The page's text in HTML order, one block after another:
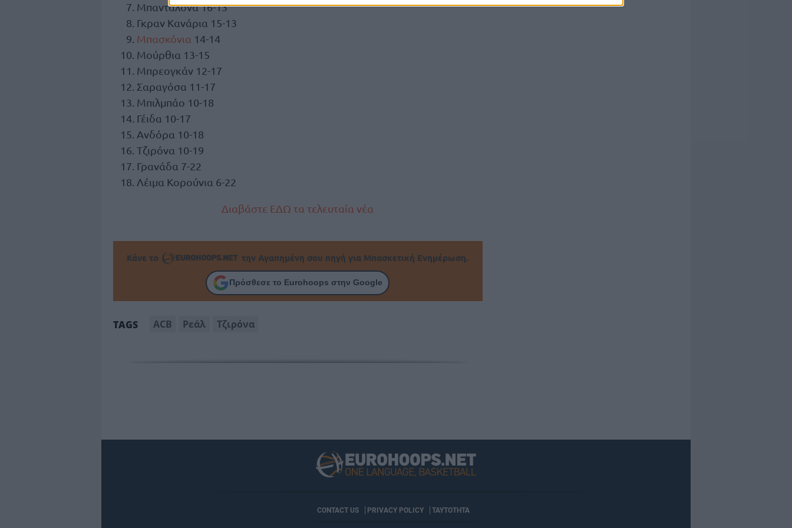
Μπανταλόνα 16-13
Γκραν Κανάρια 15-13
Μπασκόνια 14-14
Μούρθια 13-15
Μπρεογκάν 12-17
Σαραγόσα 11-17
Μπιλμπάο 10-18
Γέιδα 10-17
Ανδόρα 10-18
Τζιρόνα 10-19
Γρανάδα 7-22
Λέιμα Κορούνια 6-22
Διαβάστε ΕΔΩ τα τελευταία νέα
Κάνε το την Αγαπημένη σου πηγή για Μπασκετική Ενημέρωση.
Πρόσθεσε το Eurohoops στην Google
TAGS ACB Ρεάλ Τζιρόνα
CONTACT US PRIVACY POLICY ΤΑΥΤΟΤΗΤΑ